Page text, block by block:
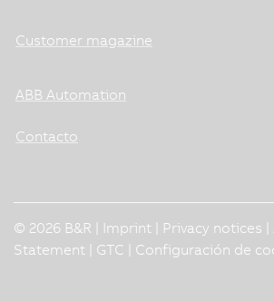
Customer magazine
ABB Automation
Contacto
© 2026 B&R | Imprint Privacy notices
Statement
GTC Configuración de